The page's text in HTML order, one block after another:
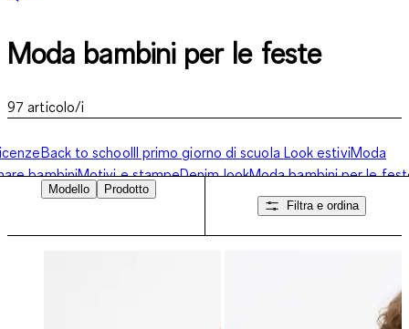
Moda bambini per le feste
97 articolo/i
Back to schoolIl primo giorno di scuola Look estiviModa
bambiniMotivi e stampeDenim lookModa bambini per le
Modello
Prodotto
Filtra e ordina